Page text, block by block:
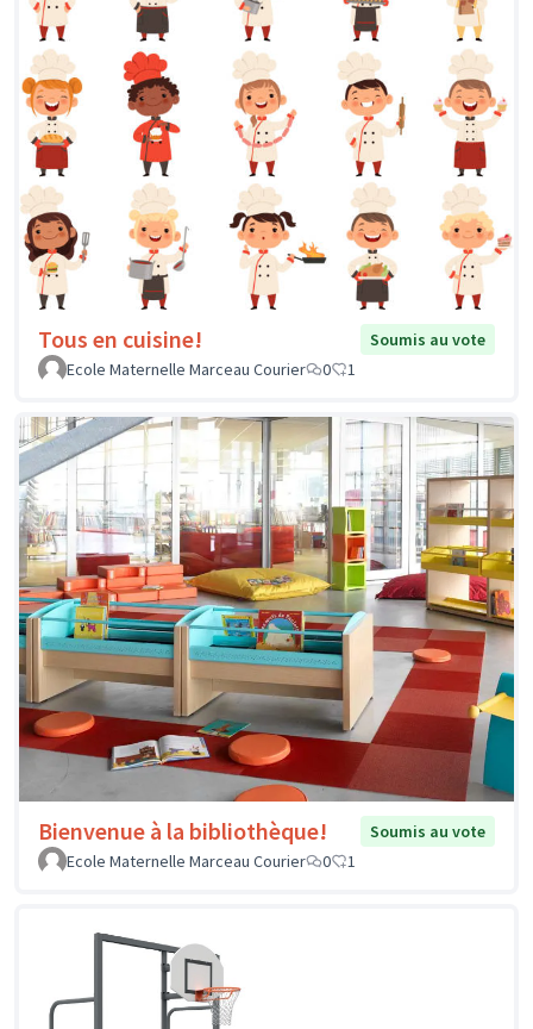
Tous en cuisine!
Soumis au vote
Ecole Maternelle Marceau Courier
0 1
Bienvenue à la bibliothèque!
Soumis au vote
Ecole Maternelle Marceau Courier
0 1